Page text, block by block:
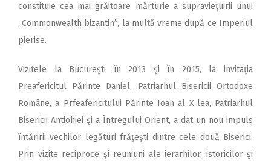
constituie cea mai grăi­toare mărturie a supravieţuirii unui
„Commonwealth bizantin”, la multă vreme după ce Imperiul
pierise.
Vizitele la Bucureşti în 2013 şi în 2015, la invitaţia
Preafericitul Părinte Daniel, Patriarhul Bisericii Ortodoxe
Române, a Prfeafericitului Părinte Ioan al X‑lea, Patriarhul
Bisericii Antiohiei şi a Întregului Orient, a dat un nou impuls
întăririi vechilor legături frăţeşti dintre cele două Biserici.
Prin vizite reciproce şi reuniuni ale ierarhilor, istoricilor şi